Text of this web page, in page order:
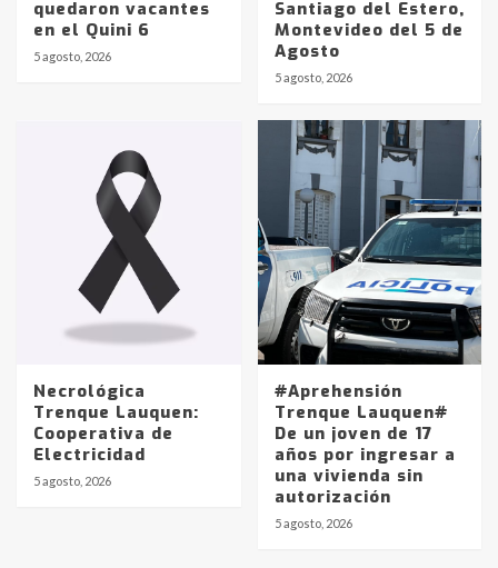
quedaron vacantes
en el Quini 6
5 agosto, 2026
Santiago del Estero,
Montevideo del 5 de
Agosto
5 agosto, 2026
Necrológica
Trenque Lauquen:
Cooperativa de
Electricidad
5 agosto, 2026
#Aprehensión
Trenque Lauquen#
De un joven de 17
años por ingresar a
una vivienda sin
autorización
5 agosto, 2026
Identidad de los adolescentes
pampeanos que fueron
en la mañana del lunes
Accidente en Ruta 5: falleció un
joven de Trenque Lauquen
Los precios de los combustibles en
La Pampa, desde YPF hasta Axion
entre 857 a 1338 pesos
La Bolsa de Cereales de Bahía
Blanca anticipa que Agosto vendrá
con lluvias y heladas, en gran parte